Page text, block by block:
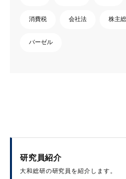
消費税 会社法 株主
バーゼル
研究員紹介
大和総研の研究員を紹介します。